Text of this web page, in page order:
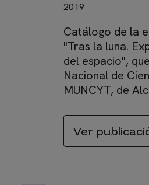
2019
Catálogo de la
"Tras la luna.
del espacio",
Nacional de
MUNCYT, de
Ver